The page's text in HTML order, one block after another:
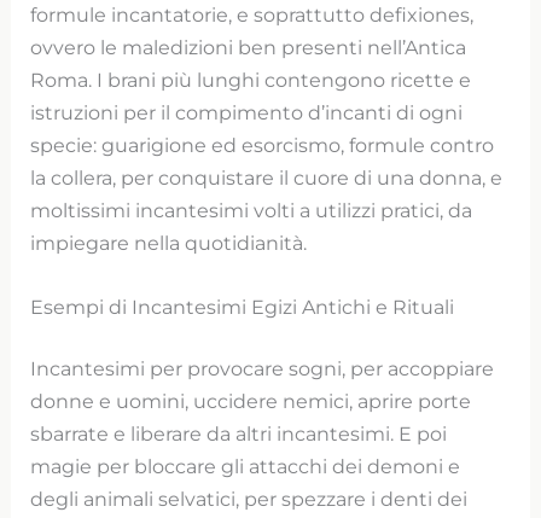
formule incantatorie, e soprattutto defixiones,
ovvero le maledizioni ben presenti nell’Antica
Roma. I brani più lunghi contengono ricette e
istruzioni per il compimento d’incanti di ogni
specie: guarigione ed esorcismo, formule contro
la collera, per conquistare il cuore di una donna, e
moltissimi incantesimi volti a utilizzi pratici, da
impiegare nella quotidianità.
Esempi di Incantesimi Egizi Antichi e Rituali
Incantesimi per provocare sogni, per accoppiare
donne e uomini, uccidere nemici, aprire porte
sbarrate e liberare da altri incantesimi. E poi
magie per bloccare gli attacchi dei demoni e
degli animali selvatici, per spezzare i denti dei